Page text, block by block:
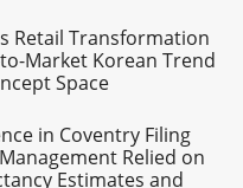
Retail Transformation
Market Korean Trend
Space
in Coventry Filing
Relied on
Estimates and